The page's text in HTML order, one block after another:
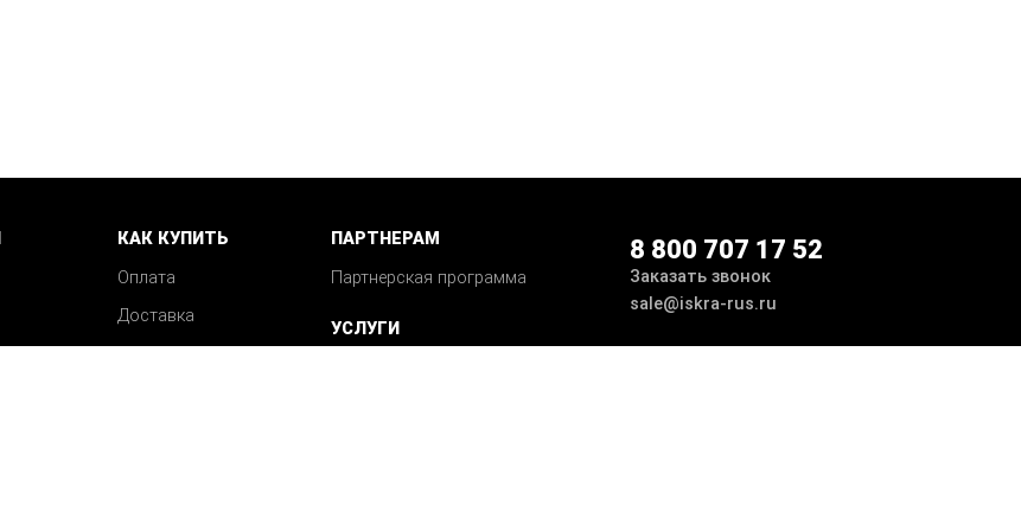
КАК КУПИТЬ
Оплата
Доставка
ПАРТНЕРАМ
Партнерская программа
УСЛУГИ
8 800 707 17 52
Заказать звонок
sale@iskra-rus.ru